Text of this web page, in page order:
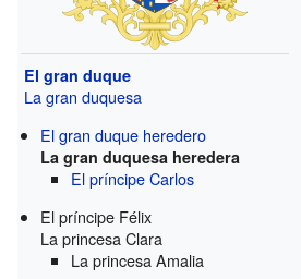
El gran duque
La gran duquesa
El gran duque heredero
La gran duquesa heredera
El príncipe Carlos
El príncipe Félix
La princesa Clara
La princesa Amalia